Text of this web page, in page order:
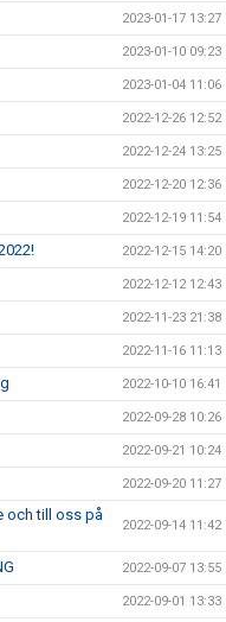
2023-01-17 13:27
2023-01-10 09:23
2023-01-04 11:06
2022-12-26 12:52
2022-12-24 13:25
2022-12-20 12:36
2022-12-19 11:54
2022-12-15 14:20
2022-12-12 12:43
2022-11-23 21:38
2022-11-16 11:13
2022-10-10 16:41
2022-09-28 10:26
2022-09-21 10:24
2022-09-20 11:27
och till oss på
2022-09-14 11:42
2022-09-07 13:55
2022-09-01 13:33